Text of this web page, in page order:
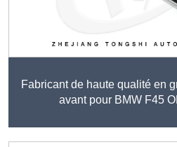
Fabricant de haute qualité en
avant pour BMW F45